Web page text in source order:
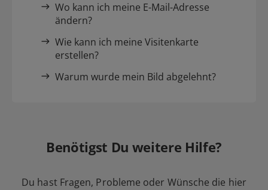
Wo kann ich meine E-Mail-Adresse
ändern?
Wie kann ich meine Visitenkarte
erstellen?
Warum wurde mein Bild abgelehnt?
Benötigst Du weitere Hilfe?
Du hast Fragen, Probleme oder Wünsche die hier